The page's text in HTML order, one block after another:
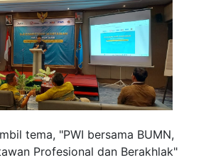
tema, "PWI bersama BUMN,
Profesional dan Berakhlak"